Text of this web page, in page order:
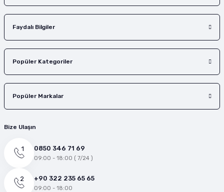
Faydalı Bilgiler
Popüler Kategoriler
Popüler Markalar
Bize Ulaşın
0850 346 71 69
09:00 - 18:00 ( 7/24 )
+90 322 235 65 65
09:00 - 18:00